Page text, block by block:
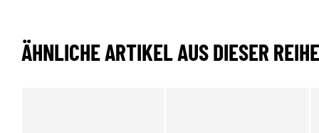
ÄHNLICHE ARTIKEL AUS DIESER REIHE